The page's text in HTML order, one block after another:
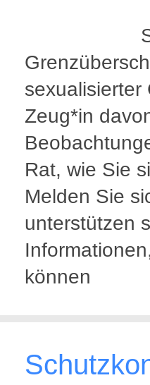
sexualisierter
Zeug*in
Rat, wie Sie
Melden Sie
unterstützen
können